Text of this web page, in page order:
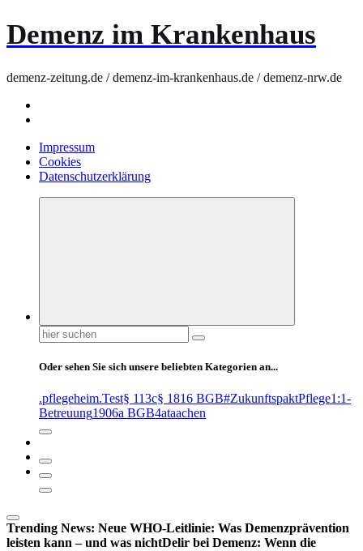
Demenz im Krankenhaus
demenz-zeitung.de / demenz-im-krankenhaus.de / demenz-nrw.de
Impressum
Cookies
Datenschutzerklärung
Suchen
nach:
Oder sehen Sie sich unsere beliebten Kategorien an...
.pflegeheim.Test§ 113c§ 1816 BGB#ZukunftspaktPflege1:1-
Betreuung1906a BGB4ataachen
Trending News: Neue WHO-Leitlinie: Was Demenzprävention
leisten kann – und was nichtDelir bei Demenz: Wenn die